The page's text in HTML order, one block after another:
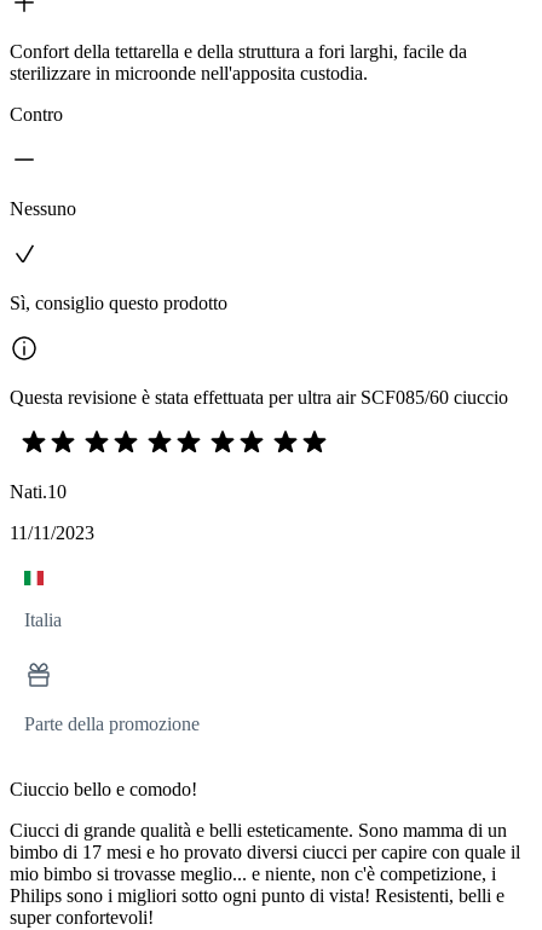
Confort della tettarella e della struttura a fori larghi, facile da
sterilizzare in microonde nell'apposita custodia.
Contro
Nessuno
Sì, consiglio questo prodotto
Questa revisione è stata effettuata per ultra air SCF085/60 ciuccio
Nati.10
11/11/2023
Italia
Parte della promozione
Ciuccio bello e comodo!
Ciucci di grande qualità e belli esteticamente. Sono mamma di un
bimbo di 17 mesi e ho provato diversi ciucci per capire con quale il
mio bimbo si trovasse meglio... e niente, non c'è competizione, i
Philips sono i migliori sotto ogni punto di vista! Resistenti, belli e
super confortevoli!